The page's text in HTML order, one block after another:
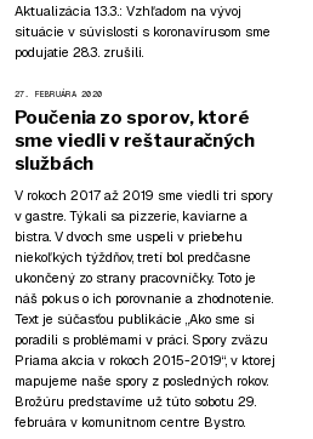
Aktualizácia 13.3.: Vzhľadom na vývoj
situácie v súvislosti s koronavírusom sme
podujatie 28.3. zrušili.
27. FEBRUÁRA 2020
Poučenia zo sporov, ktoré
sme viedli v reštauračných
službách
V rokoch 2017 až 2019 sme viedli tri spory
v gastre. Týkali sa pizzerie, kaviarne a
bistra. V dvoch sme uspeli v priebehu
niekoľkých týždňov, tretí bol predčasne
ukončený zo strany pracovníčky. Toto je
náš pokus o ich porovnanie a zhodnotenie.
Text je súčasťou publikácie „Ako sme si
poradili s problémami v práci. Spory zväzu
Priama akcia v rokoch 2015-2019“, v ktorej
mapujeme naše spory z posledných rokov.
Brožúru predstavíme už túto sobotu 29.
februára v komunitnom centre Bystro.